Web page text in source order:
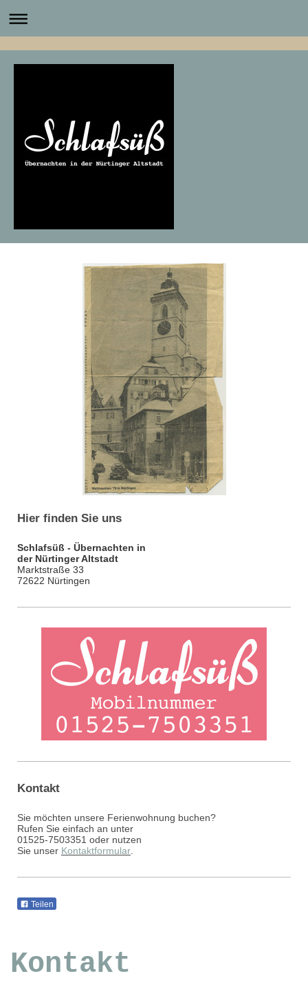
Hier finden Sie uns
Schlafsüß - Übernachten in
der Nürtinger Altstadt
Marktstraße 33
72622 Nürtingen
Kontakt
Sie möchten unsere Ferienwohnung buchen?
Rufen Sie einfach an unter
01525-7503351 oder nutzen
Sie unser Kontaktformular
Teilen
Kontakt